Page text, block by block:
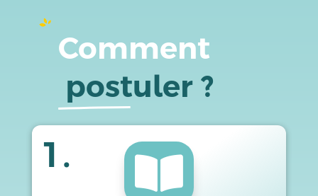
Comment
postuler ?
1. 